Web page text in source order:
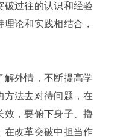
破过往的认识和经验
论和实践相结合，
解外情，不断提高学
方法去对待问题，在
效，要俯下身子、撸
在改革突破中担当作